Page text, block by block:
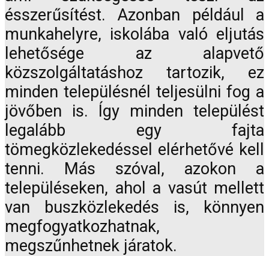
ésszerűsítést. Azonban például a
munkahelyre, iskolába való eljutás
lehetősége az alapvető
közszolgáltatáshoz tartozik, ez
minden településnél teljesülni fog a
jövőben is. Így minden települést
legalább egy fajta
tömegközlekedéssel elérhetővé kell
tenni. Más szóval, azokon a
településeken, ahol a vasút mellett
van buszközlekedés is, könnyen
megfogyatkozhatnak,
megszűnhetnek járatok.